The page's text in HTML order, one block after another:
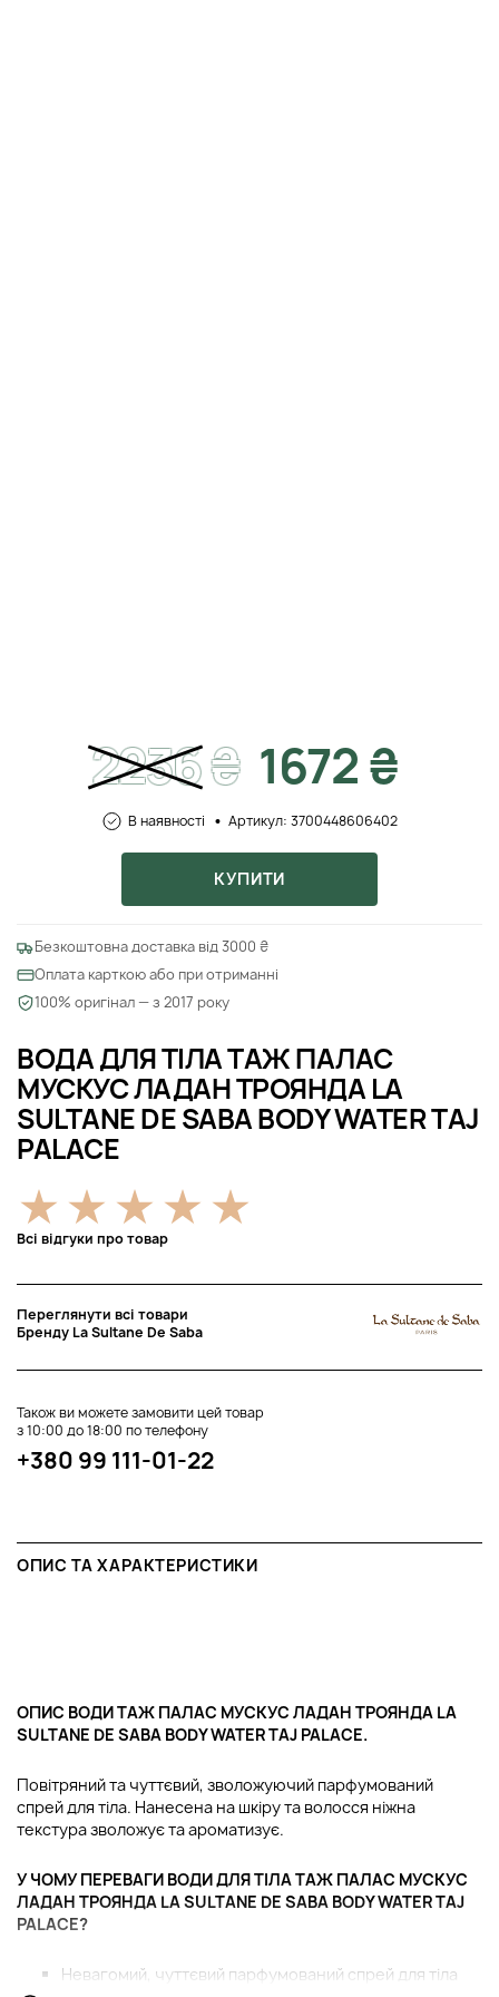
ВОДА ДЛЯ ТІЛА ТАЖ ПАЛАС
МУСКУС ЛАДАН ТРОЯНДА LA
SULTANE DE SABA BODY WATER TAJ
PALACE
Всі відгуки про товар
Переглянути всі товари
Бренду La Sultane De Saba
Також ви можете замовити цей товар
з 10:00 до 18:00 по телефону
+380 99 111-01-22
2236₴ 1672 ₴
В наявності Артикул: 3700448606402
КУПИТИ
Безкоштовна доставка від 3000 ₴
Оплата карткою або при отриманні
100% оригінал — з 2017 року
ОПИС ТА ХАРАКТЕРИСТИКИ
ОПИС ВОДИ ТАЖ ПАЛАС МУСКУС ЛАДАН ТРОЯНДА LA
SULTANE DE SABA BODY WATER TAJ PALACE.
Повітряний та чуттєвий, зволожуючий парфумований
спрей для тіла. Нанесена на шкіру та волосся ніжна
текстура зволожує та ароматизує.
У ЧОМУ ПЕРЕВАГИ ВОДИ ДЛЯ ТІЛА ТАЖ ПАЛАС МУСКУС
ЛАДАН ТРОЯНДА LA SULTANE DE SABA BODY WATER TAJ
PALACE?
Невагомий, чуттєвий парфумований спрей для тіла